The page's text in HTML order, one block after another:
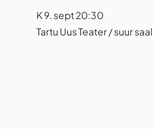
K 9. sept 20:30
Tartu Uus Teater / suur saal